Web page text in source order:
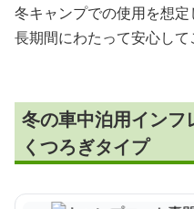
冬キャンプでの使用を想定
長期間にわたって安心して
冬の車中泊用インフ
くつろぎタイプ